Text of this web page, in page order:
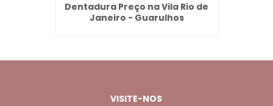
Dentadura Preço na Vila Rio de
Janeiro - Guarulhos
VISITE-NOS